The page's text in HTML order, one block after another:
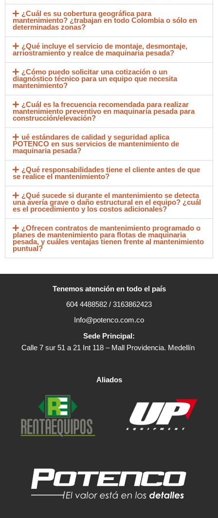
¿Cuál es su cobertura geográfica para
mantenimiento? ¿trabajan en todo Colombia o sólo en
determinadas zonas?
¿Qué incluye el servicio de montaje, desmontaje,
arriostramiento y realce de maquinaria pesada?
¿Cómo puedo solicitar una cotización o un
diagnóstico técnico para un equipo que necesita
mantenimiento?
¿Cuál es la frecuencia recomendada para realizar
mantenimiento preventivo en maquinaria pesada para
construcción/elevación?
ué estándares de calidad y seguridad aplica
POTENCO en sus servicios de mantenimiento de
maquinaria pesada?
¿Qué responsabilidades tiene el cliente antes de que
se realice el mantenimiento?
¿Qué sucede si durante el mantenimiento se detecta
una avería grave o daño estructural en el equipo? ¿cuál
es el procedimiento y los costos adicionales?
¿Ofrecen contratos de mantenimiento programado o
planes de mantenimiento para flotas de maquinaria
pesada, y cuáles ventajas tienen frente al mantenimiento
puntual?
Tenemos atención en todo el país
604 4488582 / 3163862423
Info@potenco.com.co
Sede Principal:
Calle 7 sur 51 a 21 Int 118 – Mall Providencia. Medellín
Aliados